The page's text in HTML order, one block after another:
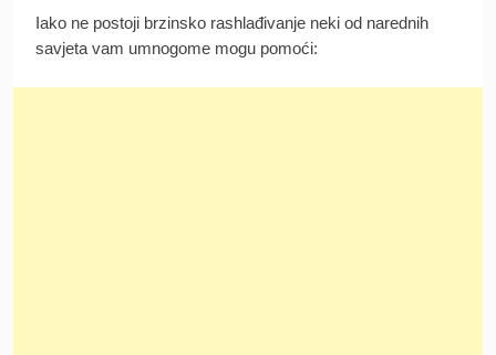
Iako ne postoji brzinsko rashlađivanje neki od narednih
savjeta vam umnogome mogu pomoći: